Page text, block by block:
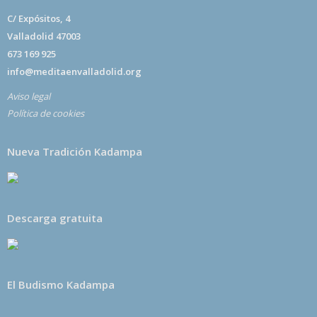
C/ Expósitos, 4
Valladolid 47003
673 169 925
info@meditaenvalladolid.org
Aviso legal
Política de cookies
Nueva Tradición Kadampa
Descarga gratuita
El Budismo Kadampa